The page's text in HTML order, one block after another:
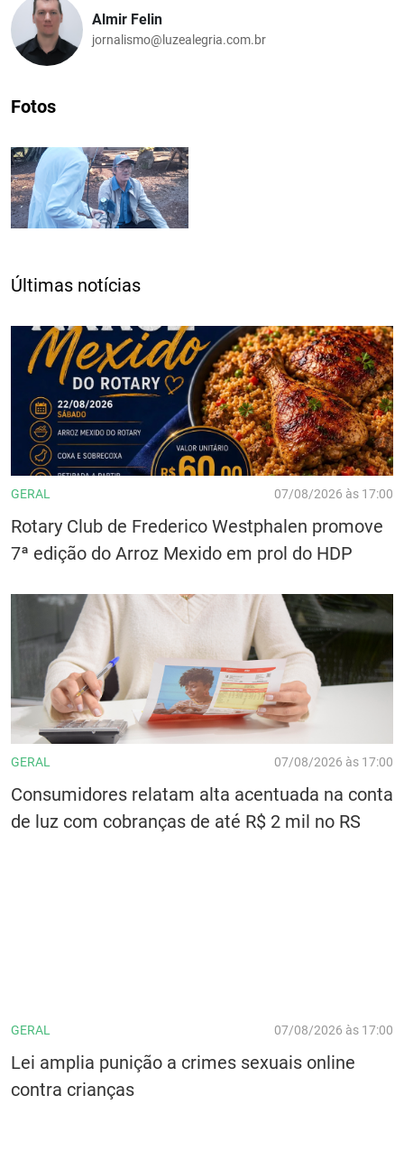
Almir Felin
jornalismo@luzealegria.com.br
Fotos
Últimas notícias
GERAL 07/08/2026 às 17:00
Rotary Club de Frederico Westphalen promove
7ª edição do Arroz Mexido em prol do HDP
GERAL 07/08/2026 às 17:00
Consumidores relatam alta acentuada na conta
de luz com cobranças de até R$ 2 mil no RS
GERAL 07/08/2026 às 17:00
Lei amplia punição a crimes sexuais online
contra crianças